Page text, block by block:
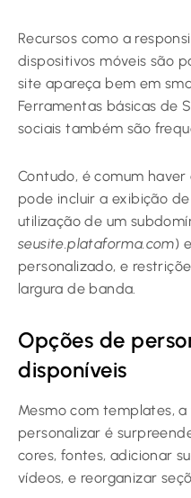
Recursos como a
dispositivos móveis são
site apareça bem em
Ferramentas básicas de
sociais também são
Contudo, é comum haver
pode incluir a exibição
utilização de um
seusite.plataforma.com)
personalizado, e
largura de banda.
Opções de
disponíveis
Mesmo com templates,
personalizar é
cores, fontes, adicionar
vídeos, e reorganizar